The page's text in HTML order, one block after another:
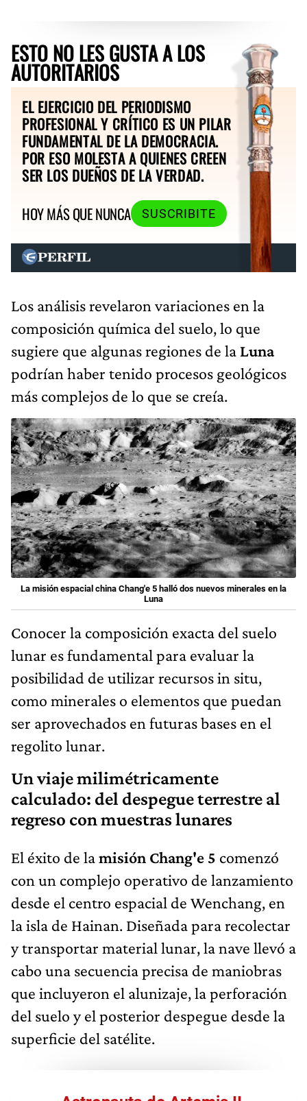
ESTO NO LES GUSTA A LOS
AUTORITARIOS
EL EJERCICIO DEL PERIODISMO
PROFESIONAL Y CRÍTICO ES UN PILAR
FUNDAMENTAL DE LA DEMOCRACIA.
POR ESO MOLESTA A QUIENES CREEN
SER LOS DUEÑOS DE LA VERDAD.
HOY MÁS QUE NUNCA
SUSCRIBITE
Los análisis revelaron variaciones en la
composición química del suelo, lo que
sugiere que algunas regiones de la Luna
podrían haber tenido procesos geológicos
más complejos de lo que se creía.
La misión espacial china Chang'e 5 halló dos nuevos minerales en la
Luna
Conocer la composición exacta del suelo
lunar es fundamental para evaluar la
posibilidad de utilizar recursos in situ,
como minerales o elementos que puedan
ser aprovechados en futuras bases en el
regolito lunar.
Un viaje milimétricamente
calculado: del despegue terrestre al
regreso con muestras lunares
El éxito de lamisión Chang'e 5 comenzó
con un complejo operativo de lanzamiento
desde el centro espacial de Wenchang, en
la isla de Hainan. Diseñada para recolectar
y transportar material lunar, la nave llevó a
cabo una secuencia precisa de maniobras
que incluyeron el alunizaje, la perforación
del suelo y el posterior despegue desde la
superficie del satélite.